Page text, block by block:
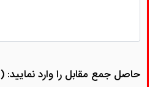
حاصل جمع مقابل را وارد نمایید: (5 + 4)